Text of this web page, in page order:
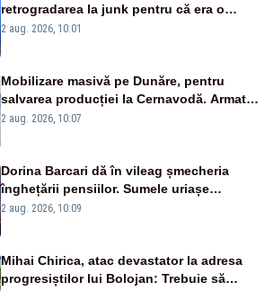
retrogradarea la junk pentru că era o
catastrofă pentru bănci și fondurile de
2 aug. 2026, 10:01
Mobilizare masivă pe Dunăre, pentru
salvarea producției la Cernavodă. Armata
va detona o stâncă și va devia apa
2 aug. 2026, 10:07
Dorina Barcari dă în vileag șmecheria
înghețării pensiilor. Sumele uriașe
pierdute de fiecare român
2 aug. 2026, 10:09
Mihai Chirica, atac devastator la adresa
progresiștilor lui Bolojan: Trebuie să